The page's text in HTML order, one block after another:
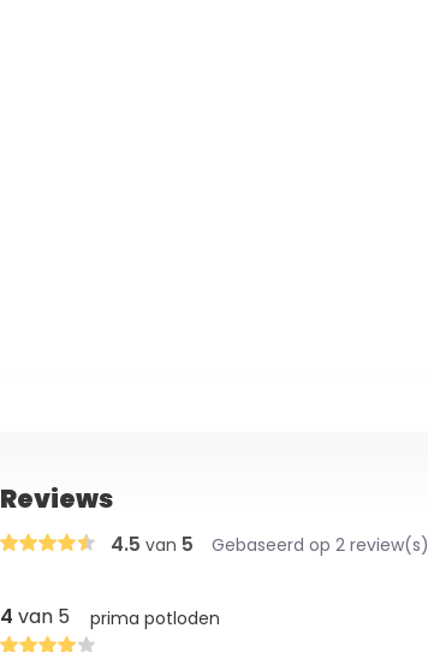
Reviews
4.5 van 5 Gebaseerd op 2 review(s)
4 van 5 prima potloden